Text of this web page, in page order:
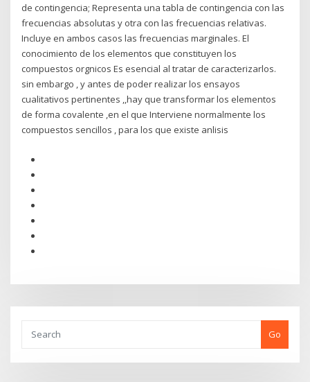
de contingencia; Representa una tabla de contingencia con las
frecuencias absolutas y otra con las frecuencias relativas.
Incluye en ambos casos las frecuencias marginales. El
conocimiento de los elementos que constituyen los
compuestos orgnicos Es esencial al tratar de caracterizarlos.
sin embargo , y antes de poder realizar los ensayos
cualitativos pertinentes ,,hay que transformar los elementos
de forma covalente ,en el que Interviene normalmente los
compuestos sencillos , para los que existe anlisis
Go